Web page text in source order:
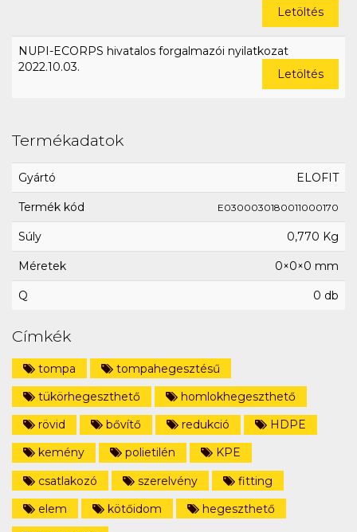
Letöltés
NUPI-ECORPS hivatalos forgalmazói nyilatkozat
2022.10.03.
Letöltés
Termékadatok
Gyártó ELOFIT
Termék kód E0300030180011000170
Súly 0,770 Kg
Méretek 0×0×0 mm
Q 0 db
Címkék
tompa
tompahegesztésű
tükörhegeszthető
homlokhegeszthető
rövid
bővítő redukció
HDPE
kemény
polietilén
KPE
csatlakozó
szerelvény
fitting
elem
kötőidom
hegeszthető